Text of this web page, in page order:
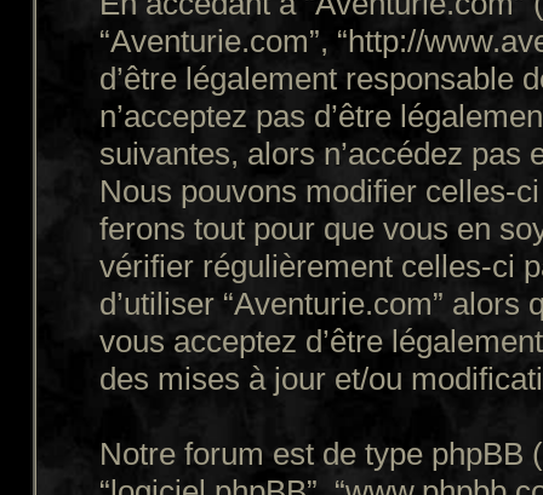
“Aventurie.com”, “http://
d’être légalement responsable
n’acceptez pas d’être
suivantes, alors n’accédez pas
Nous pouvons modifier celles-
ferons tout pour que vous en
vérifier régulièrement celles-ci
d’utiliser “Aventurie.com”
vous acceptez d’être
des mises à jour et/ou
Notre forum est de type phpBB